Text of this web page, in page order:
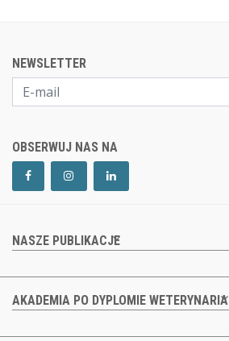
NEWSLETTER
OBSERWUJ NAS NA
NASZE PUBLIKACJE
AKADEMIA PO DYPLOMIE WETERYNARIA